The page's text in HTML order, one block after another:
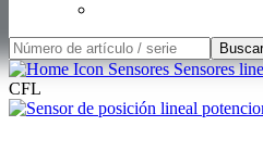
Buscar
SensoresSensores
CFL